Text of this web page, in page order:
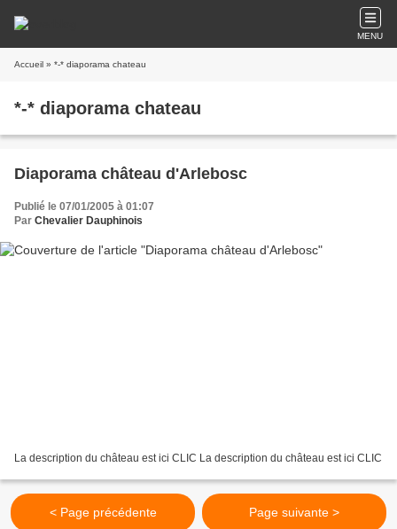
MENU
Accueil » *-* diaporama chateau
*-* diaporama chateau
Diaporama château d'Arlebosc
Publié le 07/01/2005 à 01:07
Par Chevalier Dauphinois
La description du château est ici CLIC La description du château est ici CLIC
< Page précédente Page suivante >